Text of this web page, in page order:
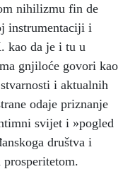
nihilizmu fin de
instrumentaciji i
kao da je i tu u
gnjiloće govori kao
i aktualnih
odaje priznanje
svijet i »pogled
društva i